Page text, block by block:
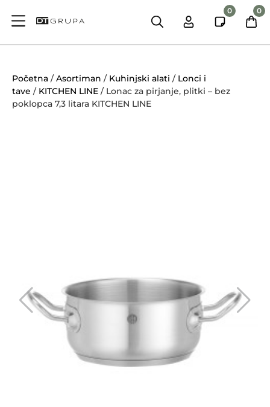
0 0
Početna /Asortiman / Kuhinjski alati / Lonci i
tave / KITCHEN LINE / Lonac za pirjanje, plitki – bez
poklopca 7,3 litara KITCHEN LINE